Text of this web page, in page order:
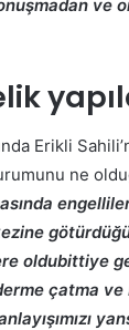
ve
Erikli
ne
oldubittiye
çatma ve